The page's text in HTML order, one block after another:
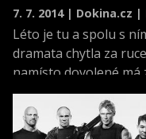
7. 7. 2014 | Dokina.cz
Léto je tu a spolu s
dramata chytla za
namísto dovolené
i paletu výjimečně
proto se v
příjemné zjevení